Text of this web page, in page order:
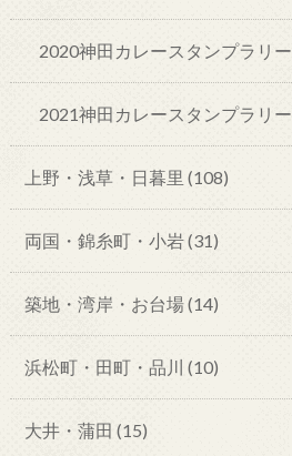
2020神田カレースタンプラリー
2021神田カレースタンプラリー
上野・浅草・日暮里 (108)
両国・錦糸町・小岩(31)
築地・湾岸・お台場(14)
浜松町・田町・品川 (10)
大井・蒲田 (15)